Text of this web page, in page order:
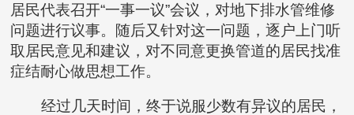
居民代表召开“一事一议”会议，对地下排水管维修
问题进行议事。随后又针对这一问题，逐户上门听
取居民意见和建议，对不同意更换管道的居民找准
症结耐心做思想工作。
经过几天时间，终于说服少数有异议的居民，